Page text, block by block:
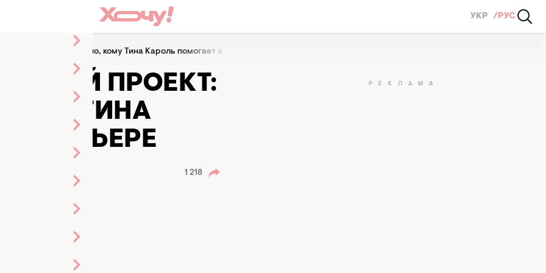
УКР РУС
стало известно, кому Тина Кароль помогает в карьере
ПРОЕКТ:
ТИНА
В КАРЬЕРЕ
1 218